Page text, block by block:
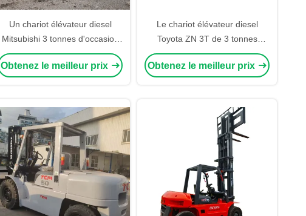
Un chariot élévateur diesel
Mitsubishi 3 tonnes d'occasion
avec une ingénierie japonaise
de premier ordre
Obtenez le meilleur prix
Le chariot élévateur diesel
Toyota ZN 3T de 3 tonnes
d'occasion: un outil éprouvé en
matière de robustesse et de
Obtenez le meilleur prix